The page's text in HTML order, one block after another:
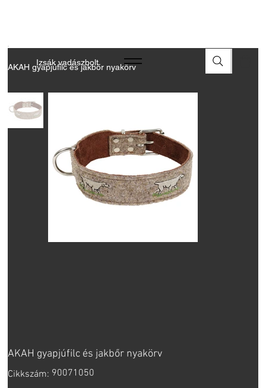
Izsák vadászbolt
AKAH gyapjúfilc és jakbőr nyakörv
AKAH gyapjúfilc és jakbőr nyakörv
Cikkszám: Cikkszám:
90071050
90071050